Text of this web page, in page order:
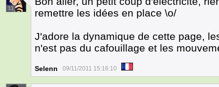
33
remettre les idées en place \o/
J'adore la dynamique de cette page,
n'est pas du cafouillage et les
Selenn 09/11/2011 15:16:10